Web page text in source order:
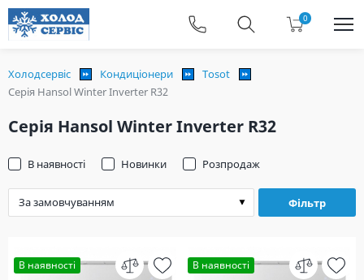
0
Холодсервіс Кондиціонери
Tosot
Серія Hansol Winter Inverter R32
Серія Hansol Winter Inverter R32
Фільтр
В наявності Новинки Розпродаж
В наявності В наявності